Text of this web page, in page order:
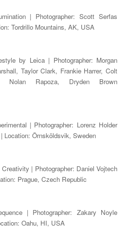
| Photographer: Scott Serfas
Tordrillo Mountains, AK, USA
by Leica | Photographer: Morgan
Taylor Clark, Frankie Harrer, Colt
Nolan Rapoza, Dryden Brown
| Photographer: Lorenz Holder
Location: Örnsköldsvik, Sweden
| Photographer: Daniel Vojtech
Prague, Czech Republic
| Photographer: Zakary Noyle
Oahu, HI, USA